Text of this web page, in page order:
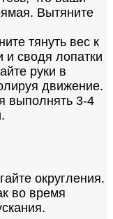
Вытяните
тянуть вес к
и сводя лопатки
руки в
движение.
выполнять 3-4
округления.
во время